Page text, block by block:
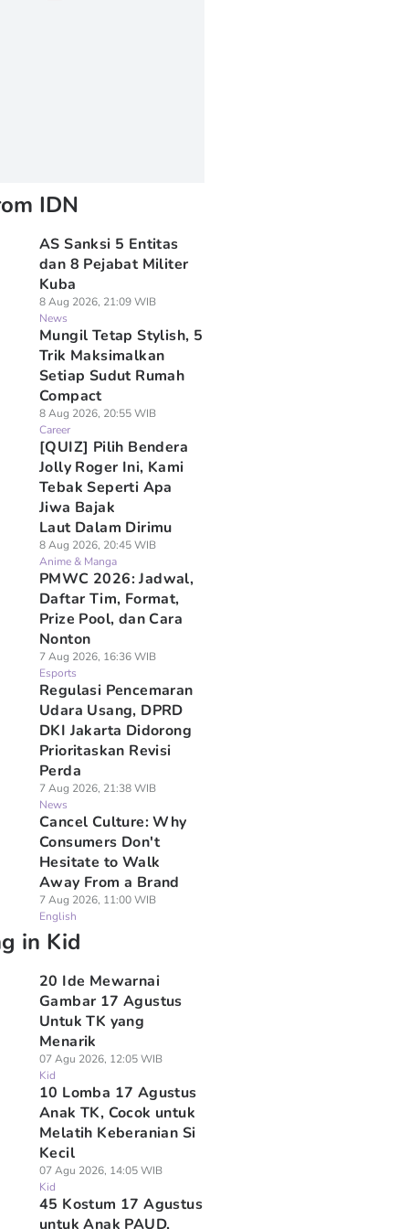
IDN
AS Sanksi 5 Entitas
dan 8 Pejabat Militer
Kuba
8 Aug 2026, 21:09 WIB
News
Mungil Tetap Stylish, 5
Trik Maksimalkan
Setiap Sudut Rumah
Compact
8 Aug 2026, 20:55 WIB
Career
[QUIZ] Pilih Bendera
Jolly Roger Ini, Kami
Tebak Seperti Apa
Jiwa Bajak
Laut Dalam Dirimu
8 Aug 2026, 20:45 WIB
Anime & Manga
PMWC 2026: Jadwal,
Daftar Tim, Format,
Prize Pool, dan Cara
Nonton
7 Aug 2026, 16:36 WIB
Esports
Regulasi Pencemaran
Udara Usang, DPRD
DKI Jakarta Didorong
Prioritaskan Revisi
Perda
7 Aug 2026, 21:38 WIB
News
Cancel Culture: Why
Consumers Don't
Hesitate to Walk
Away From a Brand
7 Aug 2026, 11:00 WIB
English
in Kid
20 Ide Mewarnai
Gambar 17 Agustus
Untuk TK yang
Menarik
07 Agu 2026, 12:05 WIB
Kid
10 Lomba 17 Agustus
Anak TK, Cocok untuk
Melatih Keberanian Si
Kecil
07 Agu 2026, 14:05 WIB
Kid
45 Kostum 17 Agustus
untuk Anak PAUD,